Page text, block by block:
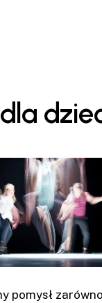
pomysł